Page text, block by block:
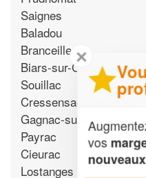
Saignes
Baladou
Branceilles
Biars-sur-Cere
Souillac
Cressensac-Sarrazac
Gagnac-sur-Cere
Payrac
Cieurac
Lostanges
✕
vos